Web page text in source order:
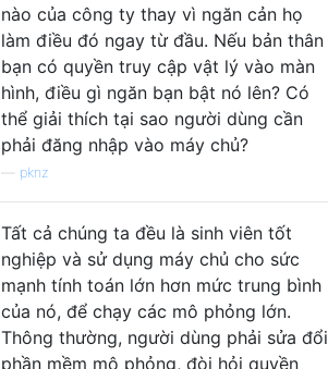
nào của công ty thay vì ngăn cản họ
làm điều đó ngay từ đầu. Nếu bản thân
bạn có quyền truy cập vật lý vào màn
hình, điều gì ngăn bạn bật nó lên? Có
thể giải thích tại sao người dùng cần
phải đăng nhập vào máy chủ?
pknz
Tất cả chúng ta đều là sinh viên tốt
nghiệp và sử dụng máy chủ cho sức
mạnh tính toán lớn hơn mức trung bình
của nó, để chạy các mô phỏng lớn.
Thông thường, người dùng phải sửa đổi
phần mềm mô phỏng, đòi hỏi quyền